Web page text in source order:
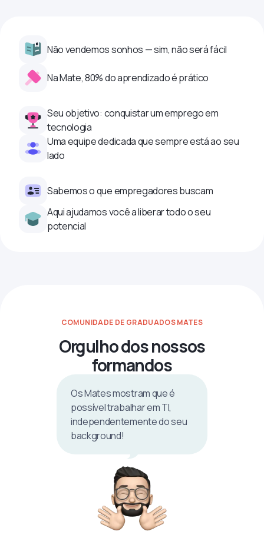
Não vendemos sonhos — sim, não será fácil
Na Mate, 80% do aprendizado é prático
Seu objetivo: conquistar um emprego em
tecnologia
Uma equipe dedicada que sempre está ao seu
lado
Sabemos o que empregadores buscam
Aqui ajudamos você a liberar todo o seu
potencial
COMUNIDADE DE GRADUADOS MATES
Orgulho dos nossos
formandos
Os Mates mostram que é
possível trabalhar em TI,
independentemente do seu
background!